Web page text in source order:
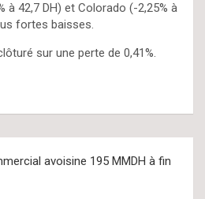
à 42,7 DH) et Colorado (-2,25% à
fortes baisses.
sur une perte de 0,41%.
avoisine 195 MMDH à fin